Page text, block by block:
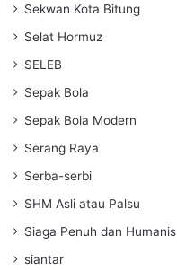
Sekwan Kota Bitung
Selat Hormuz
SELEB
Sepak Bola
Sepak Bola Modern
Serang Raya
Serba-serbi
SHM Asli atau Palsu
Siaga Penuh dan Humanis
siantar